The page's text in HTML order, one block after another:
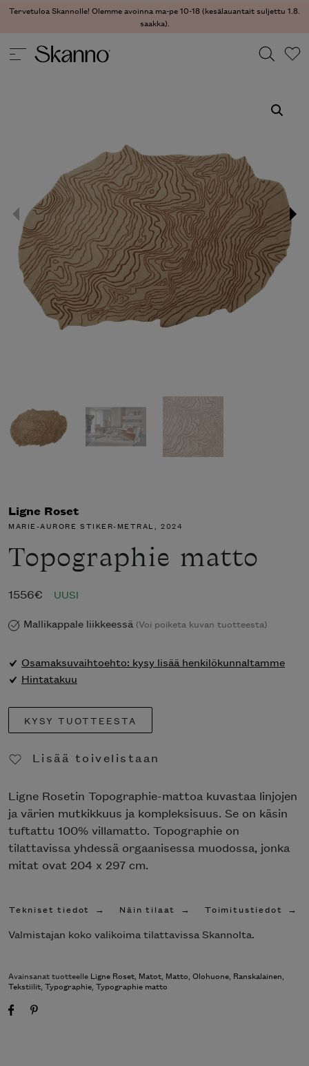
Tervetuloa Skannolle! Olemme avoinna ma-pe 10-18 (kesälauantait suljettu 1.8.
saakka).
Ligne Roset
MARIE-AURORE STIKER-METRAL, 2024
Topographie matto
1556€
UUSI
Mallikappale liikkeessä (Voi poiketa kuvan tuotteesta)
Osamaksuvaihtoehto: kysy lisää henkilökunnaltamme
Hintatakuu
KYSY TUOTTEESTA
Lisää toivelistaan
Ligne Rosetin Topographie-mattoa kuvastaa linjojen
ja värien mutkikkuus ja kompleksisuus. Se on käsin
tuftattu 100% villamatto. Topographie on
tilattavissa yhdessä orgaanisessa muodossa, jonka
mitat ovat 204 x 297 cm.
Tekniset tiedot Näin tilaat Toimitustiedot
Valmistajan koko valikoima tilattavissa Skannolta.
Avainsanat tuotteelle Ligne Roset, Matot, Matto, Olohuone, Ranskalainen,
Tekstiilit, Typographie, Typographie matto